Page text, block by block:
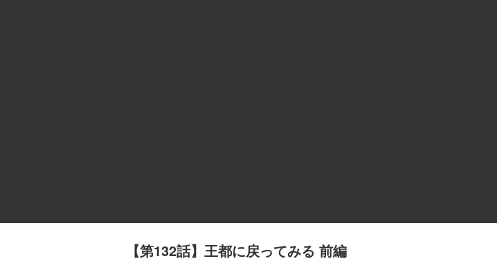
【第132話】王都に戻ってみる 前編